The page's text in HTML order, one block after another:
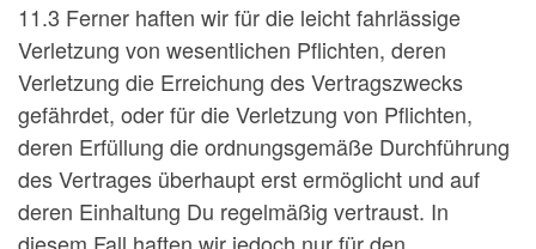
11.3 Ferner haften wir für die leicht fahrlässige
Verletzung von wesentlichen Pflichten, deren
Verletzung die Erreichung des Vertragszwecks
gefährdet, oder für die Verletzung von Pflichten,
deren Erfüllung die ordnungsgemäße Durchführung
des Vertrages überhaupt erst ermöglicht und auf
deren Einhaltung Du regelmäßig vertraust. In